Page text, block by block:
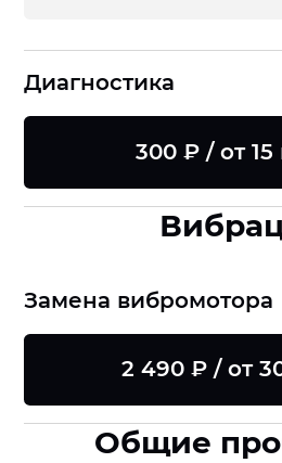
Диагностика
300 ₽ / от
Замена вибромотора
2 490 ₽ / от
Общие